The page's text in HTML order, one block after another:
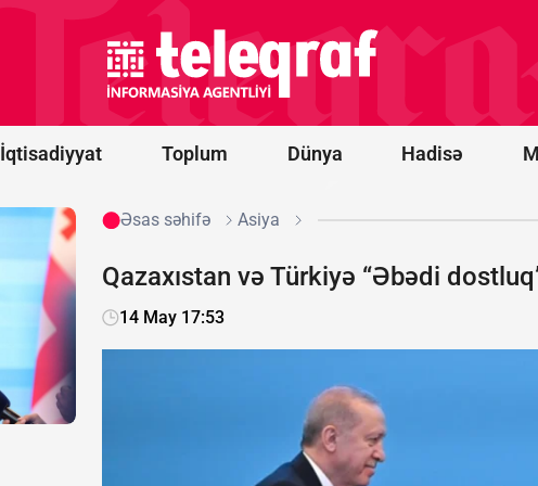
İqtisadiyyat Toplum Dünya Hadisə
Rusiyanın
daha 12
gəmisi
məhv
Əsas səhifə Asiya
Qazaxıstan və Türkiyə “Əbədi
14 May 17:53